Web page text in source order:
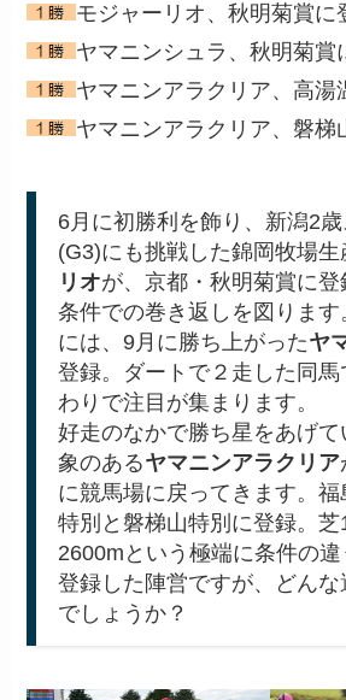
モジャーリオ、秋明菊賞に
ヤマニンシュラ、秋明菊賞
ヤマニンアラクリア、高湯
ヤマニンアラクリア、磐梯
6月に初勝利を飾り、新潟2
(G3)にも挑戦した錦岡牧場生
リオが、京都・秋明菊賞に
条件での巻き返しを図ります
には、9月に勝ち上がったヤ
登録。ダートで２走した同
わりで注目が集まります。
好走のなかで勝ち星をあげ
象のあるヤマニンアラクリア
に競馬場に戻ってきます。福
特別と磐梯山特別に登録。
2600mという極端に条件の
登録した陣営ですが、どん
でしょうか？